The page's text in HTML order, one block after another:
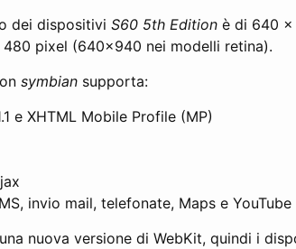
dei dispositivi S60 5th Edition è di 640 x
pixel (640x940 nei modelli retina).
symbian supporta:
e XHTML Mobile Profile (MP)
invio mail, telefonate, Maps e YouTube
nuova versione di WebKit, quindi i